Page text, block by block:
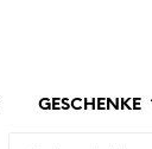
GESCHENKE